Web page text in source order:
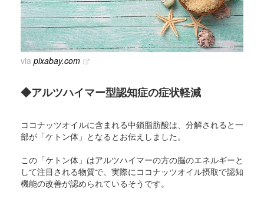
via pixabay.com
◆アルツハイマー型認知症の症状軽減
ココナッツオイルに含まれる中鎖脂肪酸は、分解されると一
部が「ケトン体」となるとお伝えしました。
この「ケトン体」はアルツハイマーの方の脳のエネルギーと
して注目される物質で、実際にココナッツオイル摂取で認知
機能の改善が認められているそうです。